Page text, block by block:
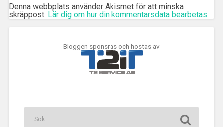
Denna webbplats använder Akismet för att minska
skräppost. Lär dig om hur din kommentarsdata bearbetas.
Bloggen sponsras och hostas av